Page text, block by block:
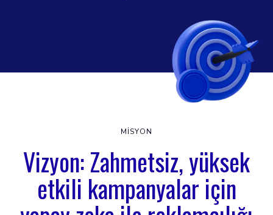
MISYON
Vizyon: Zahmetsiz, yüksek
etkili kampanyalar için